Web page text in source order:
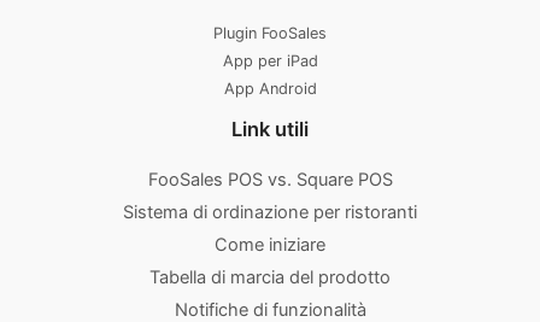
Plugin FooSales
App per iPad
App Android
Link utili
FooSales POS vs. Square POS
Sistema di ordinazione per ristoranti
Come iniziare
Tabella di marcia del prodotto
Notifiche di funzionalità